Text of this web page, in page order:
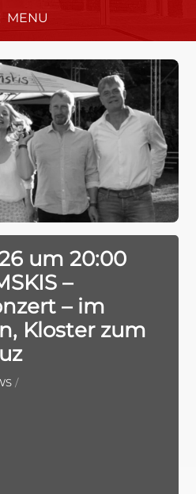
MENU
um 20:00
–
– im
Kloster zum
/